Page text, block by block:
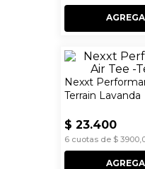
Nexxt
Terrain Lavanda
$ 23.400
6cuotas de $ 3900,